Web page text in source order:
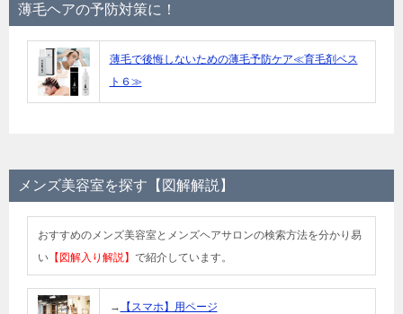
薄毛ヘアの予防対策に！
薄毛で後悔しないための薄毛予防ケア≪育毛剤ベス
ト６≫
メンズ美容室を探す【図解解説】
おすすめのメンズ美容室とメンズヘアサロンの検索方法を分かり易
い【図解入り解説】 で紹介しています。
→ 【スマホ】用ページ